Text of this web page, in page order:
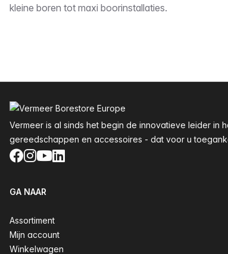
kleine boren tot maxi boorinstallaties.
Vermeer is al sinds het begin de innovatieve leider in
gereedschappen en accessoires - dat voor u
Facebook
Instagram
YouTube
LinkedIn
GA NAAR
Assortiment
Mijn account
Winkelwagen